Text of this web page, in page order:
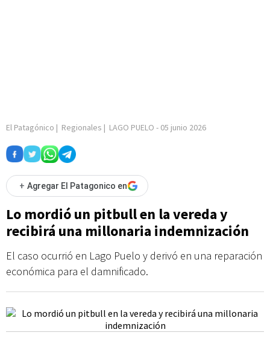
El Patagónico | Regionales | LAGO PUELO - 05 junio 2026
+ Agregar El Patagonico en
Lo mordió un pitbull en la vereda y
recibirá una millonaria indemnización
El caso ocurrió en Lago Puelo y derivó en una reparación
económica para el damnificado.